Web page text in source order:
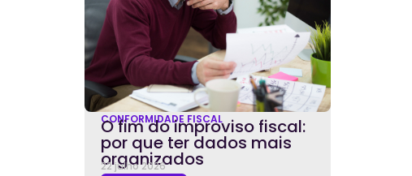
CONFORMIDADE FISCAL
O fim do improviso fiscal:
por que ter dados mais
organizados
22 julho 2026